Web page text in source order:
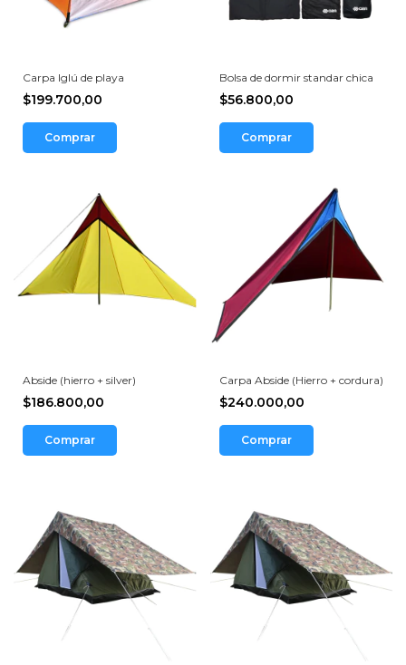
Carpa Iglú de playa
$199.700,00
Comprar
Bolsa de dormir standar chica
$56.800,00
Comprar
Abside (hierro + silver)
$186.800,00
Carpa Abside (Hierro + cordura)
$240.000,00